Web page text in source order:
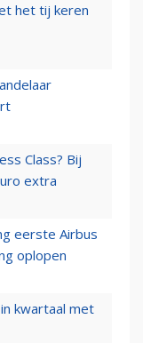
het tij keren
Class? Bij
extra
eerste Airbus
oplopen
kwartaal met